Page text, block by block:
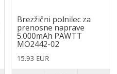
Brezžični polnilec za
prenosne naprave
5.000mAh PAWTT
MO2442-02
15.93 EUR